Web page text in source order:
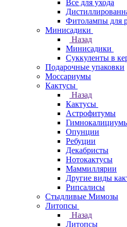
Все для ухода
Фитолампы для
Минисадики
Назад
Минисадики
Суккуленты в
Подарочные упаковки
Моссариумы
Кактусы
Назад
Кактусы
Астрофитумы
Опунции
Ребуции
Декабристы
Нотокактусы
Маммиллярии
Другие виды
Рипсалисы
Стыдливые Мимозы
Литопсы
Назад
Литопсы